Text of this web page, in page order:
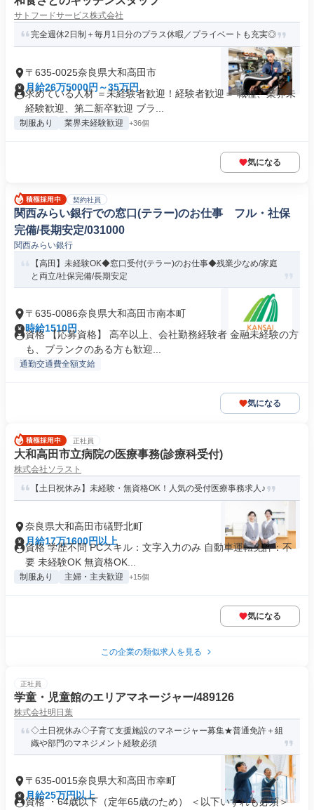
サトフードサービス株式会社
完全週休2日制＋毎月1日分のプラス休暇／プライベートも充実◎
〒635-0025奈良県大和高田市
月給26万5000円～35万円
求めている人材 ＝未経験者歓迎！経験者歓迎＝ 職種、業界未
経験歓迎、第二新卒歓迎 ブラ...
制服あり 業界未経験歓迎 +36個
気になる
契約社員
関西みらい銀行での窓口(テラー)のお仕事 フル・社保
完備/長期安定/031000
関西みらい銀行
【高田】未経験OK◆窓口受付(テラー)のお仕事◆残業少なめ/家庭
と両立/社保完備/長期安定
〒635-0086奈良県大和高田市南本町
時給1510円
資格 【応募資格】 高卒以上、会社勤務経験者 金融未経験の方
も、ブランクのある方も歓迎...
通勤交通費全額支給
気になる
正社員
大和高田市立病院の医療事務(診療科受付)
株式会社ソラスト
【土日祝休み】未経験・無資格OK！人気の受付医療事務求人♪
奈良県大和高田市礒野北町
月給17万1600円以上
資格 学歴不問 PCスキル：文字入力のみ 自動車運転免許：不
要 未経験OK 無資格OK...
制服あり 主婦・主夫歓迎 +15個
気になる
この企業の類似求人を見る
正社員
学童・児童館のエリアマネージャー/489126
株式会社明日葉
◇土日祝休み◇子育て支援施設のマネージャー募集★普通免許＋組
織や部門のマネジメント経験必須
〒635-0015奈良県大和高田市幸町
月給25万円以上
資格 ・64歳以下（定年65歳のため） ＜以下いずれも必須＞